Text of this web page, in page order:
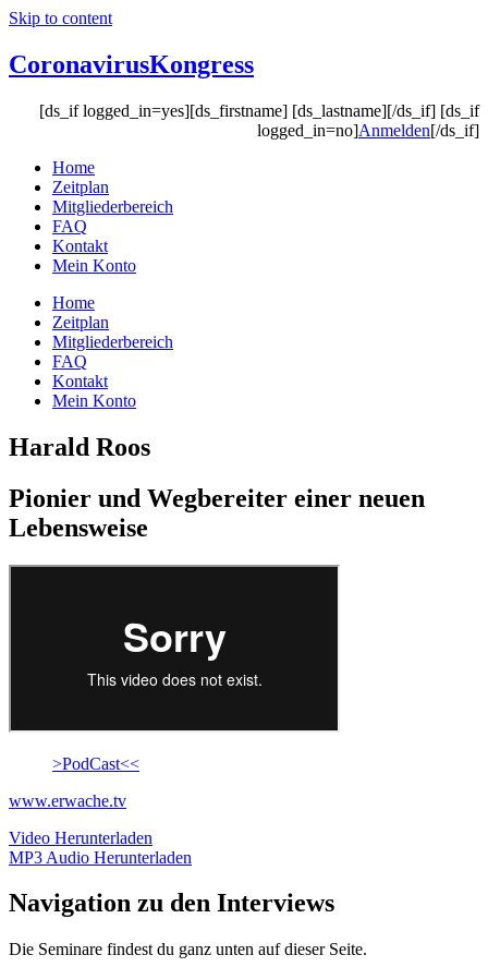
Skip to content
CoronavirusKongress
[ds_if logged_in=yes][ds_firstname] [ds_lastname][/ds_if] [ds_if
logged_in=no]Anmelden[/ds_if]
Home
Zeitplan
Mitgliederbereich
FAQ
Kontakt
Mein Konto
Home
Zeitplan
Mitgliederbereich
FAQ
Kontakt
Mein Konto
Harald Roos
Pionier und Wegbereiter einer neuen
Lebensweise
>PodCast<<
www.erwache.tv
Video Herunterladen
MP3 Audio Herunterladen
Navigation zu den Interviews
Die Seminare findest du ganz unten auf dieser Seite.